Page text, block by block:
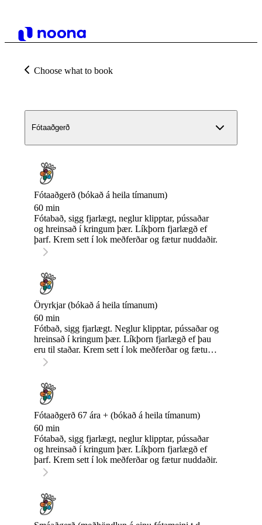
Choose what to book
Fótaaðgerð
Fótaaðgerð (bókað á heila tímanum)
60 min
Fótabað, sigg fjarlægt, neglur klipptar, pússaðar
og hreinsað í kringum þær. Líkþorn fjarlægð ef
þarf. Krem sett í lok meðferðar og fætur nuddaðir.
Öryrkjar (bókað á heila tímanum)
60 min
Fótbað, sigg fjarlægt. Neglur klipptar, pússaðar og
hreinsað í kringum þær. Líkþorn fjarlægð ef þau
eru til staðar. Krem sett í lok meðferðar og fætur
nuddaðir.
Fótaaðgerð 67 ára + (bókað á heila tímanum)
60 min
Fótabað, sigg fjarlægt, neglur klipptar, pússaðar
og hreinsað í kringum þær. Líkþorn fjarlægð ef
þarf. Krem sett í lok meðferðar og fætur nuddaðir.